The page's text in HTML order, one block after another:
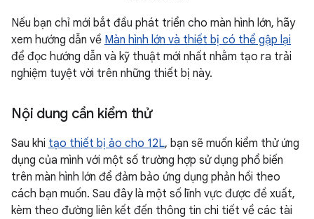
Nếu bạn chỉ mới bắt đầu phát triển cho màn hình lớn, hãy
xem hướng dẫn về Màn hình lớn và thiết bị có thể gập lại
để đọc hướng dẫn và kỹ thuật mới nhất nhằm tạo ra trải
nghiệm tuyệt vời trên những thiết bị này.
Nội dung cần kiểm thử
Sau khi tạo thiết bị ảo cho 12L, bạn sẽ muốn kiểm thử ứng
dụng của mình với một số trường hợp sử dụng phổ biến
trên màn hình lớn để đảm bảo ứng dụng phản hồi theo
cách bạn muốn. Sau đây là một số lĩnh vực được đề xuất,
kèm theo đường liên kết đến thông tin chi tiết về các tài